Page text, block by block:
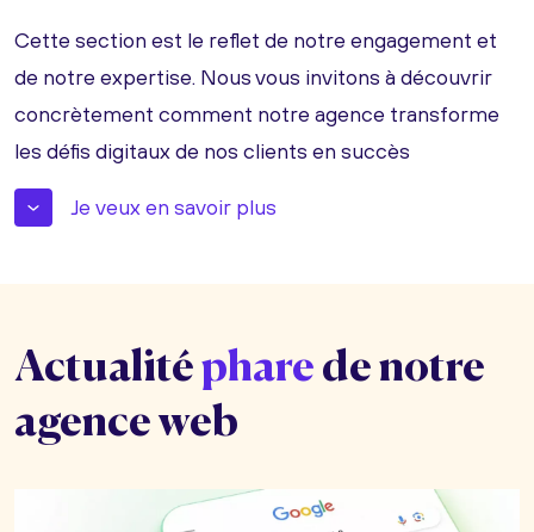
Cette section est le reflet de notre engagement et
de notre expertise. Nous vous invitons à découvrir
concrètement comment notre agence transforme
les défis digitaux de nos clients en succès
mesurables.
webmarketing détaillées, où nous
décryptons les stratégies mises en œuvre
clients variés. Chaque cas est une
démonstration de notre capacité à allier
Je veux en savoir plus
Actualitéphare de notre
agence web